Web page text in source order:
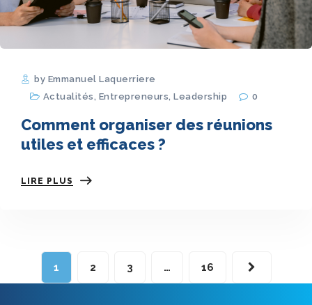
by Emmanuel Laquerriere
Actualités, Entrepreneurs,Leadership 0
Comment organiser des réunions
utiles et efficaces ?
LIRE PLUS
1 2 3 … 16